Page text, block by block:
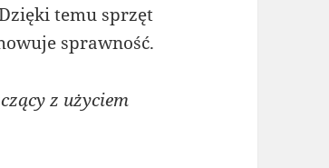
temu sprzęt
sprawność.
z użyciem